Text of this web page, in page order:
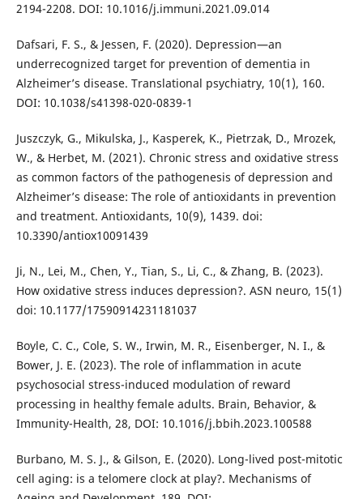
2194-2208. DOI: 10.1016/j.immuni.2021.09.014
Dafsari, F. S., & Jessen, F. (2020). Depression—an
underrecognized target for prevention of dementia in
Alzheimer’s disease. Translational psychiatry, 10(1), 160.
DOI: 10.1038/s41398-020-0839-1
Juszczyk, G., Mikulska, J., Kasperek, K., Pietrzak, D., Mrozek,
W., & Herbet, M. (2021). Chronic stress and oxidative stress
as common factors of the pathogenesis of depression and
Alzheimer’s disease: The role of antioxidants in prevention
and treatment. Antioxidants, 10(9), 1439. doi:
10.3390/antiox10091439
Ji, N., Lei, M., Chen, Y., Tian, S., Li, C., & Zhang, B. (2023).
How oxidative stress induces depression?. ASN neuro, 15(1)
doi: 10.1177/17590914231181037
Boyle, C. C., Cole, S. W., Irwin, M. R., Eisenberger, N. I., &
Bower, J. E. (2023). The role of inflammation in acute
psychosocial stress-induced modulation of reward
processing in healthy female adults. Brain, Behavior, &
Immunity-Health, 28, DOI: 10.1016/j.bbih.2023.100588
Burbano, M. S. J., & Gilson, E. (2020). Long-lived post-mitotic
cell aging: is a telomere clock at play?. Mechanisms of